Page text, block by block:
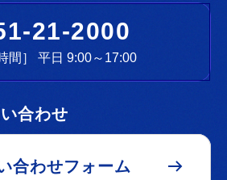
21-2000
間］ 平日 9:00～17:00
合わせ
合わせフォーム